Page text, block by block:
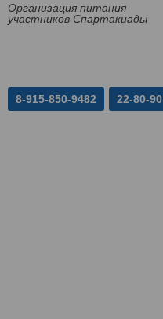
Организация питания
участников Спартакиады
8-915-850-9482 22-80-90